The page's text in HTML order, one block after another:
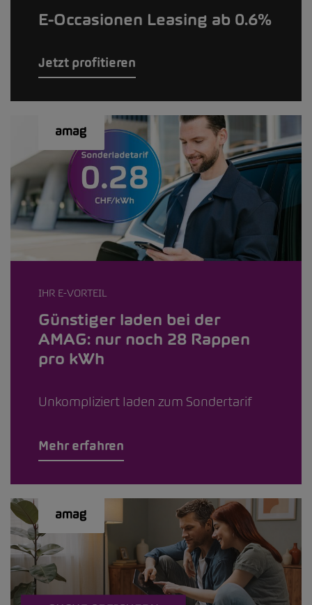
E-Occasionen Leasing ab 0.6%
Jetzt profitieren
IHR E-VORTEIL
Günstiger laden bei der
AMAG: nur noch 28 Rappen
pro kWh
Unkompliziert laden zum Sondertarif
Mehr erfahren